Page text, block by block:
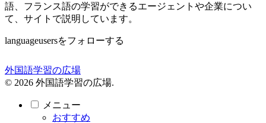
語、フランス語の学習ができるエージェントや企業につい
て、サイトで説明しています。
languageusersをフォローする
外国語学習の広場
© 2026 外国語学習の広場.
メニュー
おすすめ